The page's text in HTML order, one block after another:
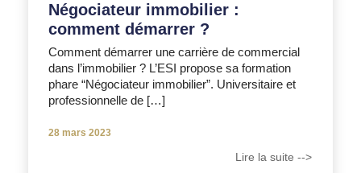
Négociateur immobilier :
comment démarrer ?
Comment démarrer une carrière de commercial
dans l’immobilier ? L’ESI propose sa formation
phare “Négociateur immobilier”. Universitaire et
professionnelle de […]
28 mars 2023
Lire la suite -->